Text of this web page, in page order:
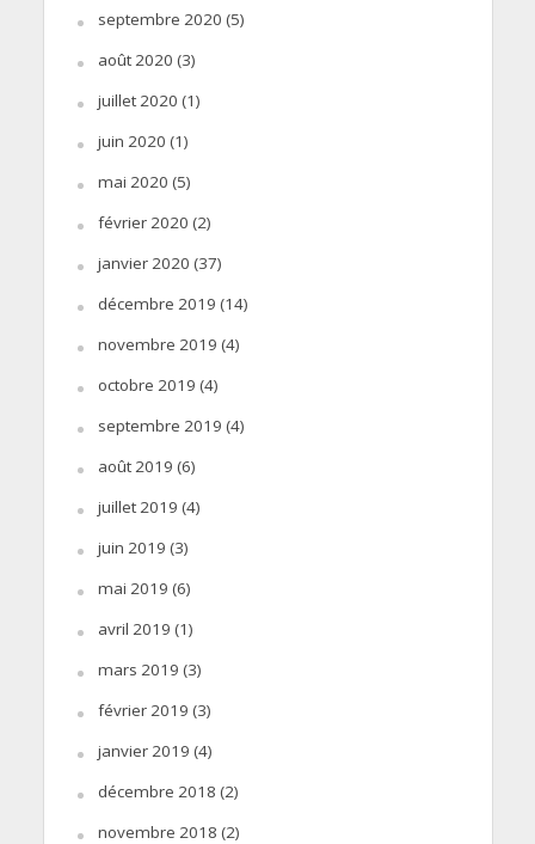
septembre 2020 (5)
août 2020 (3)
juillet 2020 (1)
juin 2020 (1)
mai 2020 (5)
février 2020 (2)
janvier 2020 (37)
décembre 2019 (14)
novembre 2019 (4)
octobre 2019 (4)
septembre 2019 (4)
août 2019 (6)
juillet 2019 (4)
juin 2019 (3)
mai 2019 (6)
avril 2019 (1)
mars 2019 (3)
février 2019 (3)
janvier 2019 (4)
décembre 2018 (2)
novembre 2018 (2)